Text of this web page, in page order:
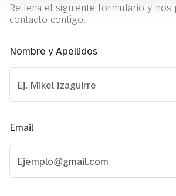
Rellena el siguiente formulario y nos
contacto contigo.
Nombre y Apellidos
Email